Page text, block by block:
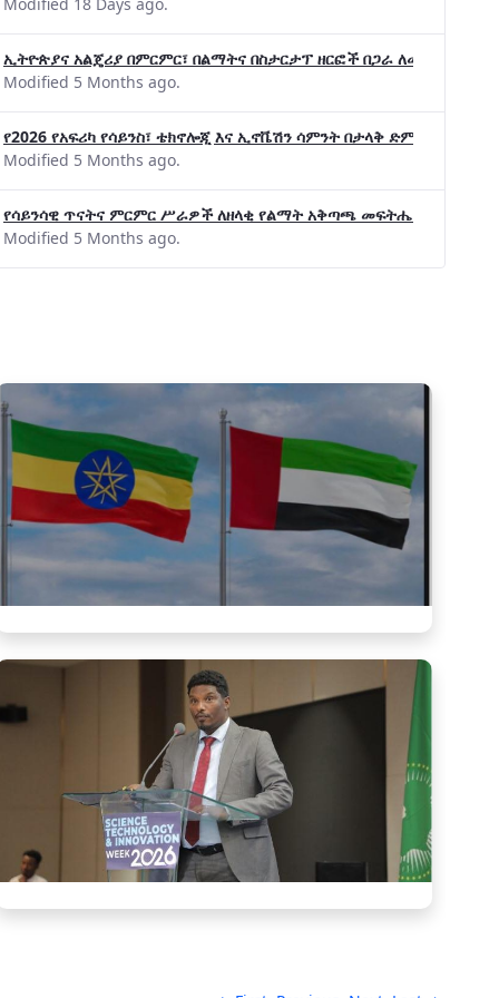
ኢትዮጵያና አልጄሪያ በምርምር፣ በልማትና በስታርታፕ ዘርፎች በጋራ ለመስራት መከሩ፡፡
Modified 5 Months ago.
የ2026 የአፍሪካ የሳይንስ፣ ቴክኖሎጂ እና ኢኖቬሽን ሳምንት በታላቅ ድምቀት
Modified 5 Months ago.
የሳይንሳዊ ጥናትና ምርምር ሥራዎች ለዘላቂ የልማት አቅጣጫ መፍትሔ ጠቋሚ
Modified 5 Months ago.